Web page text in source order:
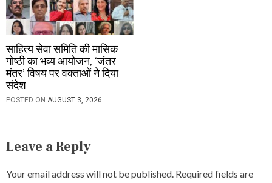
साहित्य सेवा समिति की मासिक
गोष्ठी का भव्य आयोजन, ‘जंतर
मंतर’ विषय पर वक्ताओं ने दिया
संदेश
POSTED ON AUGUST 3, 2026
Leave a Reply
Your email address will not be published. Required fields are